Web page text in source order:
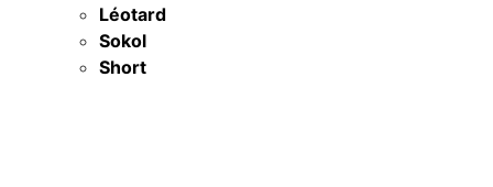
Léotard
Sokol
Short